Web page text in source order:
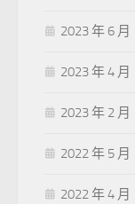
2023 年 6 月
2023 年 4 月
2023 年 2 月
2022 年 5 月
2022 年 4 月